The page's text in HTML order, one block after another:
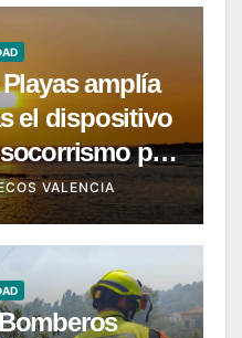
amplía
el dispositivo
por
12 de agosto
VALENCIA